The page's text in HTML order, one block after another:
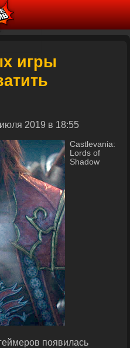
игры
2019 в 18:55
Castlevania:
Lords of
Shadow
появилась